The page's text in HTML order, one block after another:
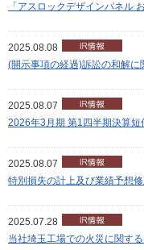
「アスロックデザインパネル
2025.08.08
(開示事項の経過)訴訟の和解
2025.08.07
2026年3月期 第1四半期決算短
2025.08.07
特別損失の計上及び業績予想
2025.07.28
当社埼玉工場での火災に関す